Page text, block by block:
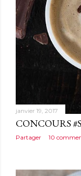
janvier 19, 2017
CONCOURS
Partager 10